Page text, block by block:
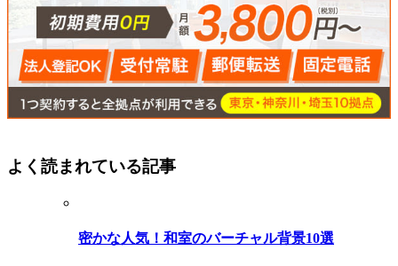
よく読まれている記事
密かな人気！和室のバーチャル背景10選